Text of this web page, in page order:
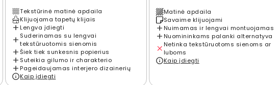
Tekstūrinė matinė apdaila
Klijuojama tapetų klijais
Lengva įdiegti
Suderinamas su lengvai
tekstūruotomis sienomis
Šiek tiek sunkesnis popierius
Suteikia gilumo ir charakterio
Pageidaujamas interjero dizainerių
Kaip įdiegti
Matinė apdaila
Savaime klijuojami
Nuimamas ir lengvai montuojamas
Nuomininkams palanki alternatyva
Netinka tekstūruotoms sienoms ar
luboms
Kaip įdiegti